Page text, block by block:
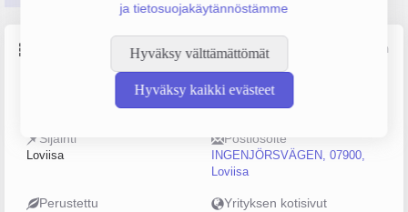
ja tietosuojakäytännöstämme
Hyväksy välttämättömät
Hyväksy kaikki evästeet
Lähde: YTJ, PRH, Traficom
Henkilöstömäärä
0–4
Sijainti
Loviisa
Postiosoite
INGENJÖRSVÄGEN, 07900,
Loviisa
Perustettu Yrityksen kotisivut